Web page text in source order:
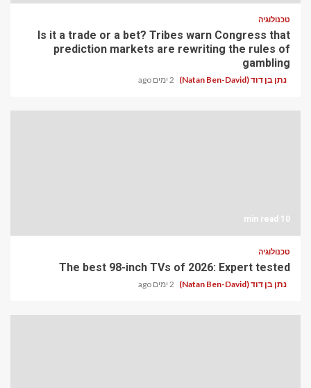
טכנולוגיה
Is it a trade or a bet? Tribes warn Congress that
prediction markets are rewriting the rules of
gambling
נתן בן דוד (Natan Ben-David) 2 ימים ago
10 min read
טכנולוגיה
The best 98-inch TVs of 2026: Expert tested
נתן בן דוד (Natan Ben-David) 2 ימים ago